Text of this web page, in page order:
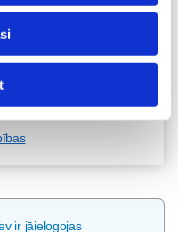
ir jāielogojas